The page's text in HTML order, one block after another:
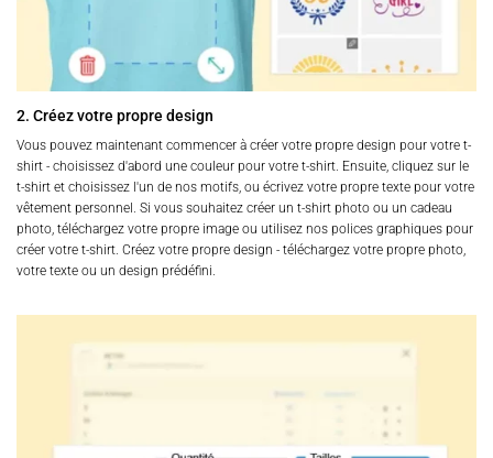
2. Créez votre propre design
Vous pouvez maintenant commencer à créer votre propre design pour votre t-
shirt - choisissez d'abord une couleur pour votre t-shirt. Ensuite, cliquez sur le
t-shirt et choisissez l'un de nos motifs, ou écrivez votre propre texte pour votre
vêtement personnel. Si vous souhaitez créer un t-shirt photo ou un cadeau
photo, téléchargez votre propre image ou utilisez nos polices graphiques pour
créer votre t-shirt. Créez votre propre design - téléchargez votre propre photo,
votre texte ou un design prédéfini.